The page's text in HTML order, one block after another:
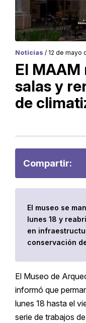
Noticias / 12 de mayo
El MAAM
salas y
de
Compartir:
El museo se
lunes 18 y
en
conservación
El Museo de
informó que
lunes 18 hasta el
serie de trabajos